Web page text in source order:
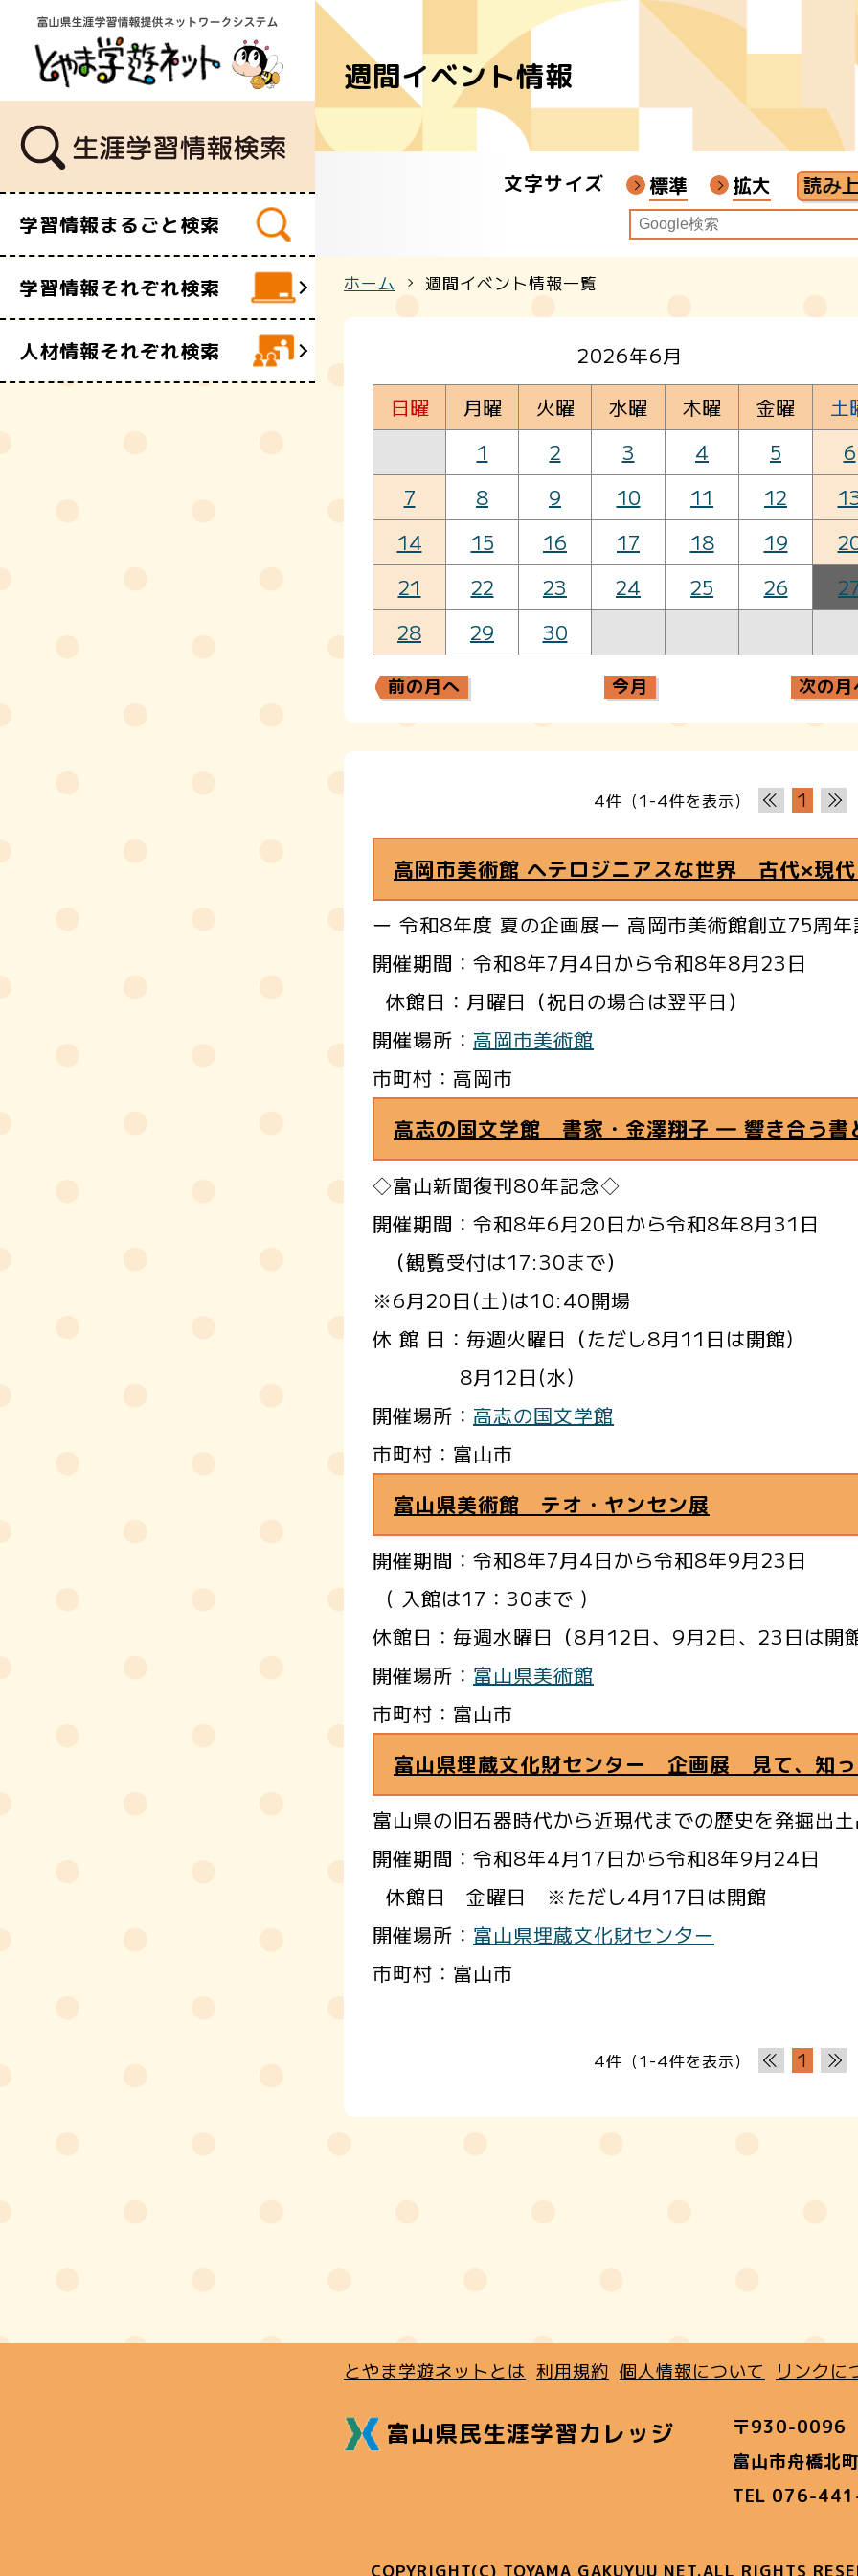
学習情報まるごと検索
学習情報それぞれ検索
学習講座
人材情報それぞれ検索
講師・指導者
ボランティア
週間イベント情報
文字サイズ 標準 拡大
ホーム 週間イベント情報一覧
2026年6月
日曜
月曜 火曜 水曜 木曜 金曜
土
1
2 3 4 5
6
7
8 9 10 11 12
14
15 16 17 18 19
21
22 23 24 25 26
28
29 30
前の月へ 今月 次の月
4件（1-4件を表示） 1
高岡市美術館 ヘテロジニアスな世界 古代×現
ー 令和8年度 夏の企画展ー 高岡市美術館創立75周
開催期間：令和8年7月4日から令和8年8月23日
休館日：月曜日（祝日の場合は翌平日）
開催場所： 高岡市美術館
市町村：高岡市
高志の国文学館 書家・金澤翔子 ― 響き合う書
◇富山新聞復刊80年記念◇
開催期間：令和8年6月20日から令和8年8月31日
（観覧受付は17:30まで）
※6月20日(土)は10:40開場
休 館 日：毎週火曜日（ただし8月11日は開館)
8月12日(水)
開催場所： 高志の国文学館
市町村：富山市
富山県美術館 テオ・ヤンセン展
開催期間：令和8年7月4日から令和8年9月23日
( 入館は17：30まで )
休館日：毎週水曜日（8月12日、9月2日、23日は開
開催場所： 富山県美術館
市町村：富山市
富山県埋蔵文化財センター 企画展 見て、知
富山県の旧石器時代から近現代までの歴史を発掘出
開催期間：令和8年4月17日から令和8年9月24日
休館日 金曜日 ※ただし4月17日は開館
開催場所： 富山県埋蔵文化財センター
市町村：富山市
4件（1-4件を表示） 1
とやま学遊ネットとは 利用規約 個人情報について リンクに
富山県民生涯学習カレッジ
〒930-0096
富山市舟橋北
TEL 076-
COPYRIGHT(C) TOYAMA GAKUYUU NET.ALL RIGHTS